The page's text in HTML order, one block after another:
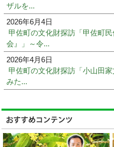
ザルを...
2026年6月4日
甲佐町の文化財探訪「甲佐町
会』」～令...
2026年4月6日
甲佐町の文化財探訪「小山田
みた...